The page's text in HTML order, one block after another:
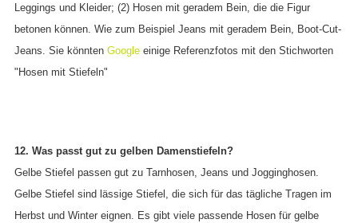
Leggings und Kleider; (2) Hosen mit geradem Bein, die die Figur
betonen können. Wie zum Beispiel Jeans mit geradem Bein, Boot-Cut-
Jeans. Sie könnten Google einige Referenzfotos mit den Stichworten
"Hosen mit Stiefeln"
12. Was passt gut zu gelben Damenstiefeln?
Gelbe Stiefel passen gut zu Tarnhosen, Jeans und Jogginghosen.
Gelbe Stiefel sind lässige Stiefel, die sich für das tägliche Tragen im
Herbst und Winter eignen. Es gibt viele passende Hosen für gelbe